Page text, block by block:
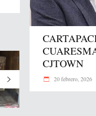
CJTOWN
20 febrero, 2026